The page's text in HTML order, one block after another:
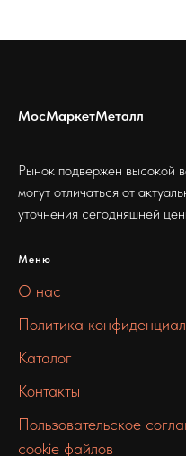
МосМаркетМеталл
Рынок подвержен высокой
могут отличаться от
уточнения сегодняшней
Меню
О нас
Политика
Каталог
Контакты
Пользовательское
cookie файлов